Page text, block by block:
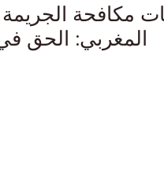
مكافحة
المغربي: الحق